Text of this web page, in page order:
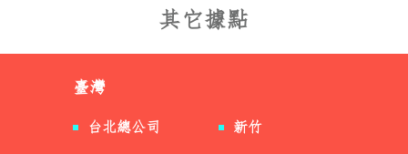
其它據點
臺灣
台北總公司 新竹